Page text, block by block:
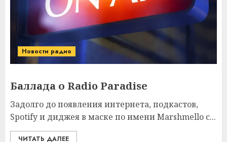
Новости радио
Баллада о Radio Paradise
Задолго до появления интернета, подкастов,
Spotify и диджея в маске по имени Marshmello с...
ЧИТАТЬ ДАЛЕЕ